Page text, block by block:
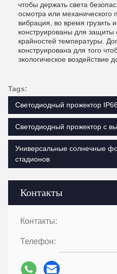
Контакты
Контакты:
Телефон:
чтобы держать света
осмотра или механического
вибрация, во время грузить
конструированы для защиты
крайностей температуры.
конструирована для того
экологическое воздействие
Tags:
Светодиодный прожектор IP66
Светодиодный прожектор с
Универсальные солнечные
стадионов